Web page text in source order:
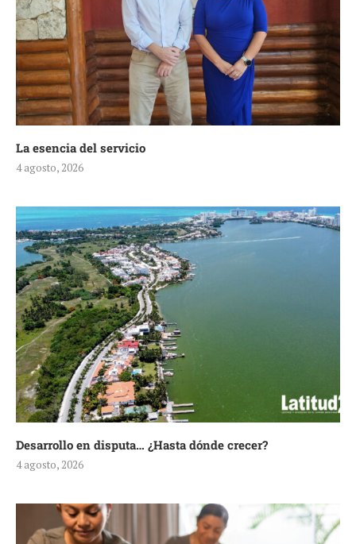
La esencia del servicio
4 agosto, 2026
Desarrollo en disputa… ¿Hasta dónde crecer?
4 agosto, 2026